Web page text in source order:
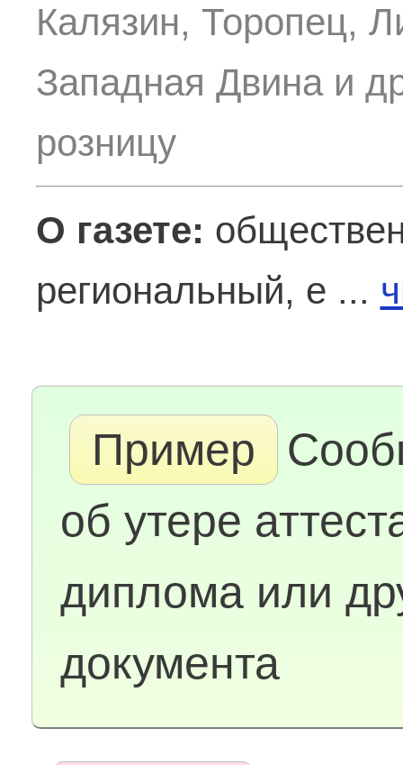
Калязин, Торопец,
Западная Двина и
розницу
О газете:
региональный, е ...
Пример
об утере
диплома или
документа